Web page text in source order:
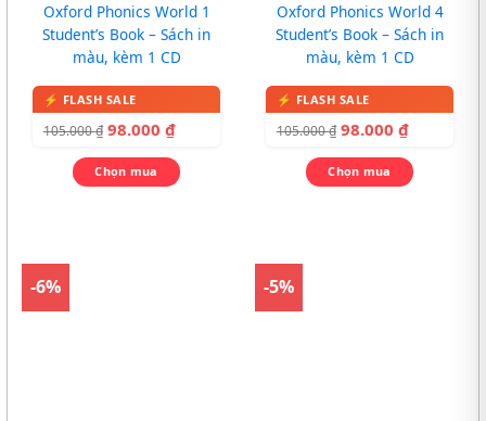
Oxford Phonics World 1
Student’s Book – Sách in
màu, kèm 1 CD
105.000₫ 98.000 ₫
Chọn mua
Oxford Phonics World 4
Student’s Book – Sách in
màu, kèm 1 CD
105.000₫ 98.000 ₫
Chọn mua
-6% -5%